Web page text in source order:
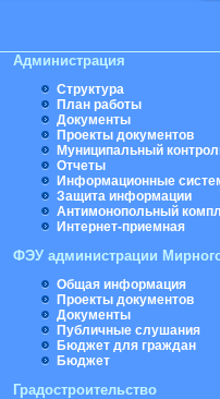
Администрация
Структура
План работы
Документы
Проекты документов
Муниципальный
Отчеты
Информационные
Защита информации
Антимонопольный
Интернет-приемная
ФЭУ администрации
Общая информация
Проекты документов
Документы
Публичные слушания
Бюджет для граждан
Бюджет
Градостроительство